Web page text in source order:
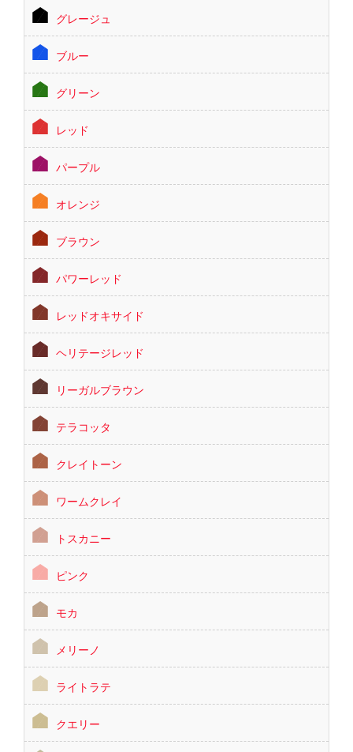
グレージュ
ブルー
グリーン
レッド
パープル
オレンジ
ブラウン
パワーレッド
レッドオキサイド
ヘリテージレッド
リーガルブラウン
テラコッタ
クレイトーン
ワームクレイ
トスカニー
ピンク
モカ
メリーノ
ライトラテ
クエリー